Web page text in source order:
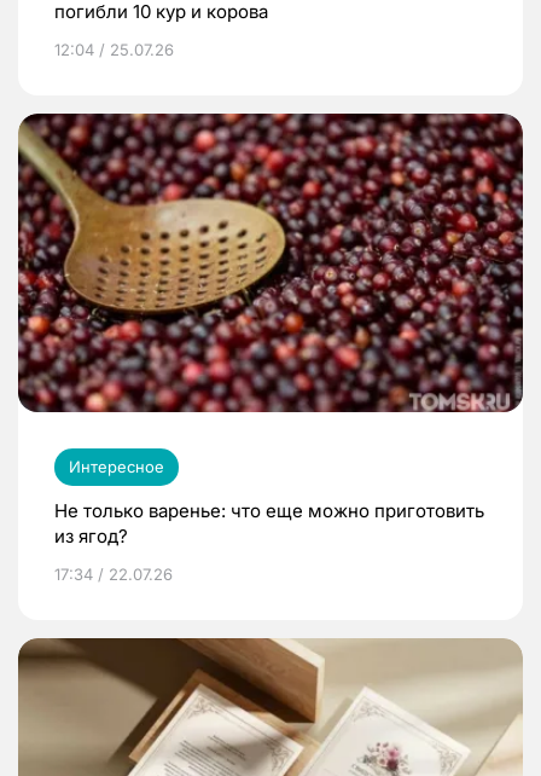
погибли 10 кур и корова
12:04 / 25.07.26
Интересное
Не только варенье: что еще можно приготовить
из ягод?
17:34 / 22.07.26